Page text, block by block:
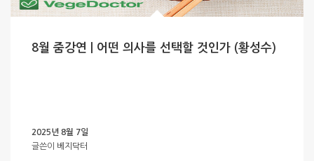
8월 줌강연 | 어떤 의사를 선택할 것인가 (황성수)
2025년 8월 7일
글쓴이 베지닥터